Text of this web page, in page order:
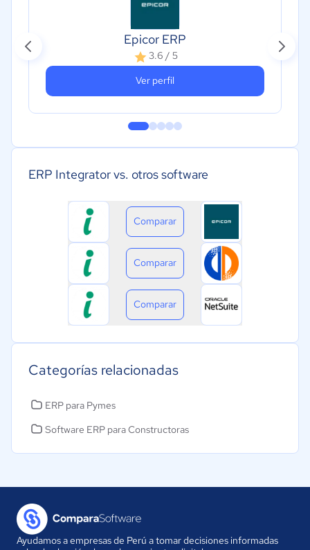
Epicor ERP
3.6 / 5
Ver perfil
ERP Integrator vs. otros software
Comparar
Comparar
Comparar
Categorías relacionadas
ERP para Pymes
Software ERP para Constructoras
Ayudamos a empresas de Perú a tomar decisiones informadas